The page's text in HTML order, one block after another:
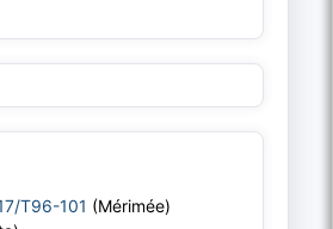
T96-101 (Mérimée)